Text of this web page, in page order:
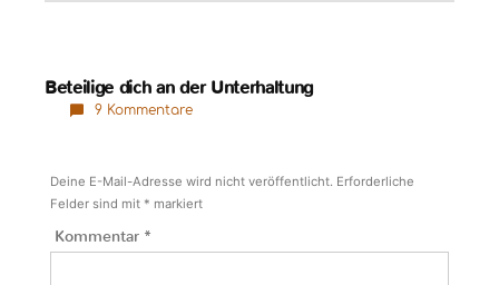
Beteilige dich an der Unterhaltung
9 Kommentare
Deine E-Mail-Adresse wird nicht veröffentlicht. Erforderliche
Felder sind mit * markiert
Kommentar *